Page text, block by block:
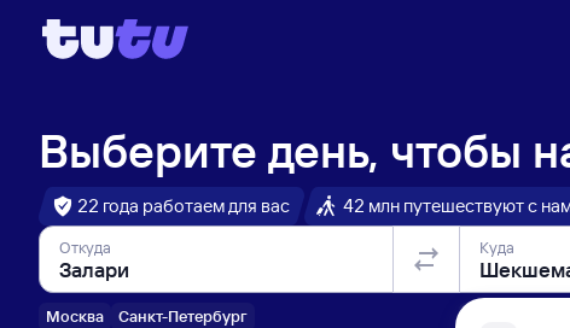
Выберите день, чтобы
22 года работаем для вас 42 млн путешествуют с
Откуда
Москва Санкт-Петербург
Куда